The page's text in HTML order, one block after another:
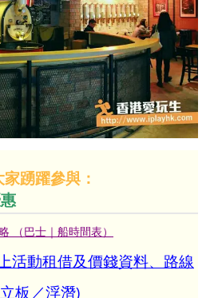
踴躍參與：
（巴士｜船時間表）
活動租借及價錢資料、路線
板／浮潛)